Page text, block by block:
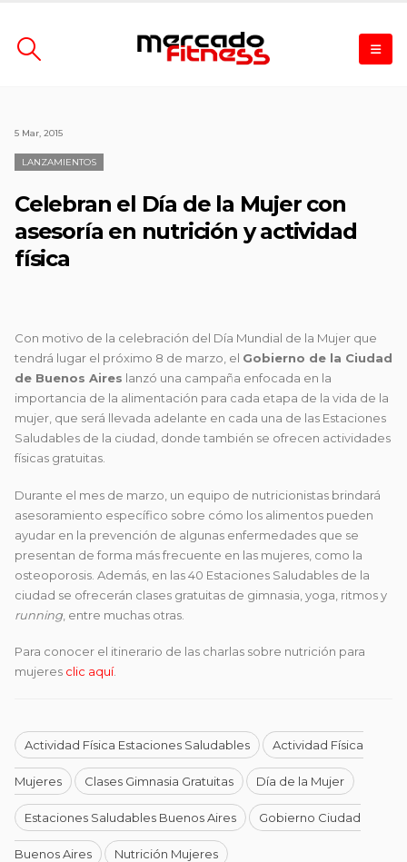
5 Mar, 2015
LANZAMIENTOS
Celebran el Día de la Mujer con
asesoría en nutrición y actividad
física
Con motivo de la celebración del Día Mundial de la Mujer que
tendrá lugar el próximo 8 de marzo, el Gobierno de la Ciudad
de Buenos Aires lanzó una campaña enfocada en la
importancia de la alimentación para cada etapa de la vida de la
mujer, que será llevada adelante en cada una de las Estaciones
Saludables de la ciudad, donde también se ofrecen actividades
físicas gratuitas.
Durante el mes de marzo, un equipo de nutricionistas brindará
asesoramiento específico sobre cómo los alimentos pueden
ayudar en la prevención de algunas enfermedades que se
presentan de forma más frecuente en las mujeres, como la
osteoporosis. Además, en las 40 Estaciones Saludables de la
ciudad se ofrecerán clases gratuitas de gimnasia, yoga, ritmos y
running, entre muchas otras.
Para conocer el itinerario de las charlas sobre nutrición para
mujeres clic aquí.
Actividad Física Estaciones Saludables Actividad Física
Mujeres Clases Gimnasia Gratuitas Día de la Mujer
Estaciones Saludables Buenos Aires Gobierno Ciudad
Buenos Aires Nutrición Mujeres